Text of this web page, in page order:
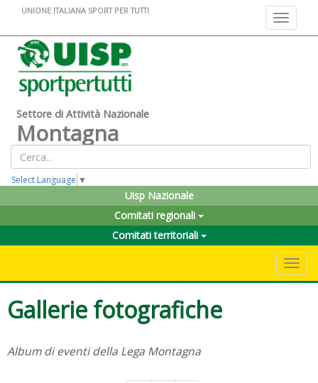
Toggle
UNIONE ITALIANA SPORT PER TUTTI
Settore di Attività Nazionale
Montagna
Select Language ▼
Uisp Nazionale
Comitati regionali
Comitati territoriali
Gallerie fotografiche
Album di eventi della Lega Montagna